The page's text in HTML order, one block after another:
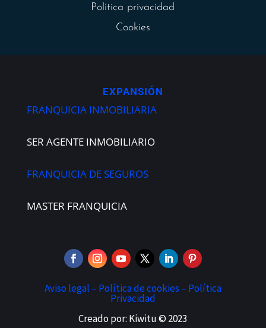
Política privacidad
Cookies
EXPANSIÓN
FRANQUICIA INMOBILIARIA
SER AGENTE INMOBILIARIO
FRANQUICIA DE SEGUROS
MASTER FRANQUICIA
Aviso legal – Política de cookies – Política
Privacidad
Creado por: Kiwitu © 2023